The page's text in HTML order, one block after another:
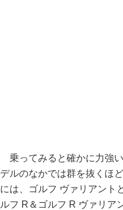
乗ってみると確かに力強
デルのなかでは群を抜くほ
には、ゴルフ ヴァリアント
ルフ R＆ゴルフ R ヴァリア